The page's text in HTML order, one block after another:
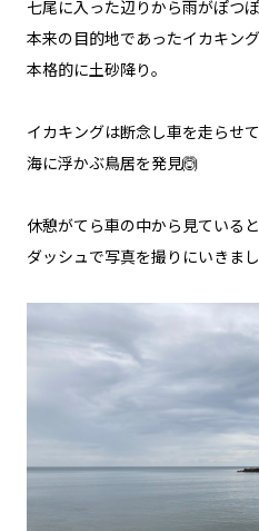
七尾に入った辺りから雨がぽつ
本来の目的地であったイカキン
本格的に土砂降り。
イカキングは断念し車を走らせ
海に浮かぶ鳥居を発見🙆
休憩がてら車の中から見ている
ダッシュで写真を撮りにいきま